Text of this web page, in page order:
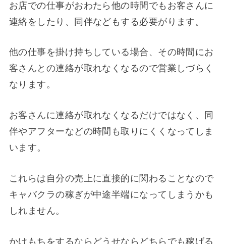
お店での仕事がおわたら他の時間でもお客さんに
連絡をしたり、同伴などもする必要がります。
他の仕事を掛け持ちしている場合、その時間にお
客さんとの連絡が取れなくなるので営業しづらく
なります。
お客さんに連絡が取れなくなるだけではなく、同
伴やアフターなどの時間も取りにくくなってしま
います。
これらは自分の売上に直接的に関わることなので
キャバクラの稼ぎが中途半端になってしまうかも
しれません。
かけもちをするならどうせならどちらでも稼げる